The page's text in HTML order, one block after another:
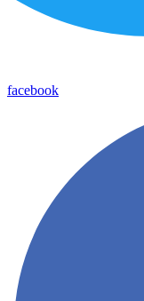
facebook